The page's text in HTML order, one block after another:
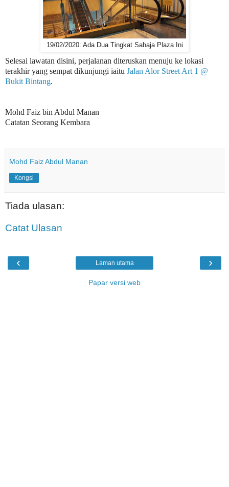
19/02/2020: Ada Dua Tingkat Sahaja Plaza Ini
Selesai lawatan disini, perjalanan diteruskan menuju ke lokasi
terakhir yang sempat dikunjungi iaitu Jalan Alor Street Art 1 @
Bukit Bintang.
Mohd Faiz bin Abdul Manan
Catatan Seorang Kembara
Mohd Faiz Abdul Manan
Kongsi
Tiada ulasan:
Catat Ulasan
‹ ›
Laman utama
Papar versi web